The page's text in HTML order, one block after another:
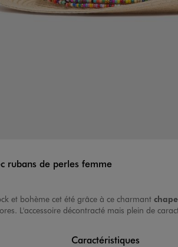
rubans de perles femme
et bohème cet été grâce à ce charmant
L'accessoire décontracté mais plein de
Caractéristiques